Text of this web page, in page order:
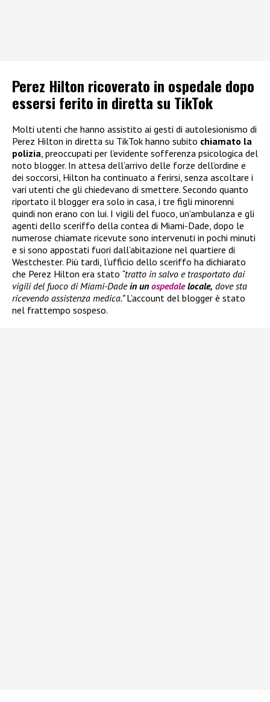
Perez Hilton ricoverato in ospedale dopo
essersi ferito in diretta su TikTok
Molti utenti che hanno assistito ai gesti di autolesionismo di
Perez Hilton in diretta su TikTok hanno subito chiamato la
polizia , preoccupati per l’evidente sofferenza psicologica del
noto blogger. In attesa dell’arrivo delle forze dell’ordine e
dei soccorsi, Hilton ha continuato a ferirsi, senza ascoltare i
vari utenti che gli chiedevano di smettere. Secondo quanto
riportato il blogger era solo in casa, i tre figli minorenni
quindi non erano con lui. I vigili del fuoco, un’ambulanza e gli
agenti dello sceriffo della contea di Miami-Dade, dopo le
numerose chiamate ricevute sono intervenuti in pochi minuti
e si sono appostati fuori dall’abitazione nel quartiere di
Westchester. Più tardi, l’ufficio dello sceriffo ha dichiarato
che Perez Hilton era stato “tratto in salvo e trasportato dai
vigili del fuoco di Miami-Dadein un ospedalelocale, dove sta
ricevendo assistenza medica.”L’account del blogger è stato
nel frattempo sospeso.